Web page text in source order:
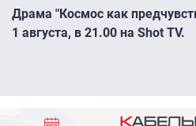
Драма "Космос как
1 августа, в 21.00 на Shot TV.